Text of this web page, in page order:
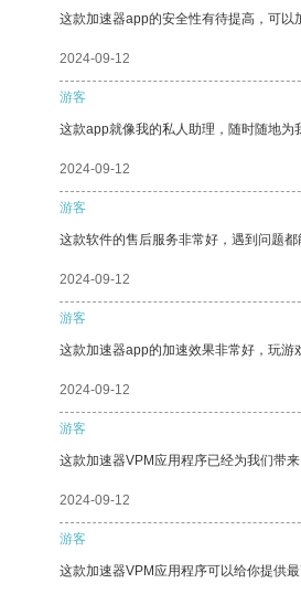
这款加速器app的安全性有待提高，可以
2024-09-12
游客
这款app就像我的私人助理，随时随地为
2024-09-12
游客
这款软件的售后服务非常好，遇到问题都
2024-09-12
游客
这款加速器app的加速效果非常好，玩游
2024-09-12
游客
这款加速器VPM应用程序已经为我们带
2024-09-12
游客
这款加速器VPM应用程序可以给你提供